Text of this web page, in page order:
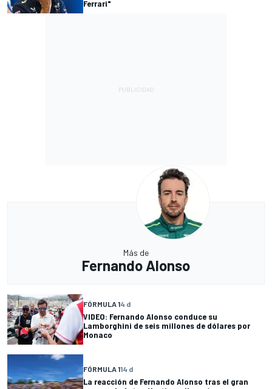
Ferrari"
Más de
Fernando Alonso
FÓRMULA 14 d
VIDEO: Fernando Alonso conduce su
Lamborghini de seis millones de dólares por
Monaco
FÓRMULA 114 d
La reacción de Fernando Alonso tras el gran